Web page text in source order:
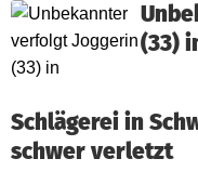
(33)
Schlägerei in
schwer verletzt